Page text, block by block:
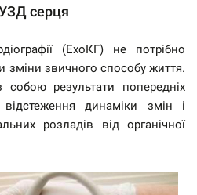
серця
(ЕхоКГ) не потрібно
зміни звичного способу життя.
собою результати попередніх
динаміки змін і
розладів від органічної